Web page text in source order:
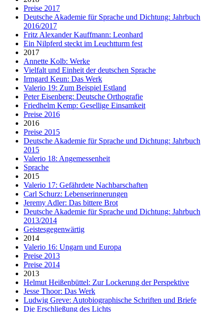
Preise 2017
Deutsche Akademie für Sprache und Dichtung: Jahrbuch
2016/2017
Fritz Alexander Kauffmann: Leonhard
Ein Nilpferd steckt im Leuchtturm fest
2017
Annette Kolb: Werke
Vielfalt und Einheit der deutschen Sprache
Irmgard Keun: Das Werk
Valerio 19: Zum Beispiel Estland
Peter Eisenberg: Deutsche Orthografie
Friedhelm Kemp: Gesellige Einsamkeit
Preise 2016
2016
Preise 2015
Deutsche Akademie für Sprache und Dichtung: Jahrbuch
2015
Valerio 18: Angemessenheit
Sprache
2015
Valerio 17: Gefährdete Nachbarschaften
Carl Schurz: Lebenserinnerungen
Jeremy Adler: Das bittere Brot
Deutsche Akademie für Sprache und Dichtung: Jahrbuch
2013/2014
Geistesgegenwärtig
2014
Valerio 16: Ungarn und Europa
Preise 2013
Preise 2014
2013
Helmut Heißenbüttel: Zur Lockerung der Perspektive
Jesse Thoor: Das Werk
Ludwig Greve: Autobiographische Schriften und Briefe
Die Erschließung des Lichts